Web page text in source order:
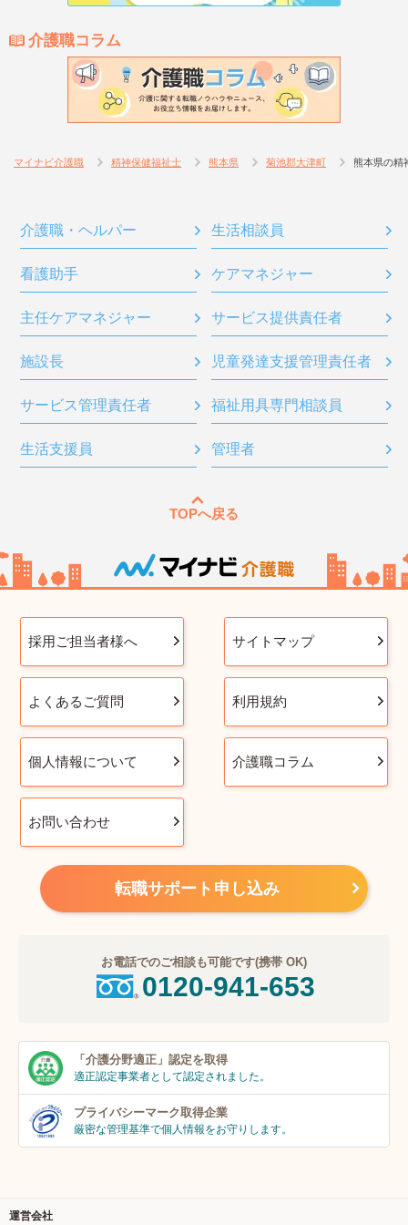
介護職コラム
マイナビ介護職 精神保健福祉士 熊本県 菊池郡大津町 熊本県の精
介護職・ヘルパー 生活相談員
看護助手 ケアマネジャー
主任ケアマネジャー サービス提供責任者
施設長 児童発達支援管理責任者
サービス管理責任者 福祉用具専門相談員
生活支援員 管理者
TOPへ戻る
採用ご担当者様へ サイトマップ
よくあるご質問 利用規約
個人情報について 介護職コラム
お問い合わせ
転職サポート申し込み
お電話でのご相談も可能です(携帯 OK)
0120-941-653
「介護分野適正」 認定を取得
適正認定事業者として認定されました。
プライバシーマーク取得企業
厳密な管理基準で個人情報をお守りします。
運営会社